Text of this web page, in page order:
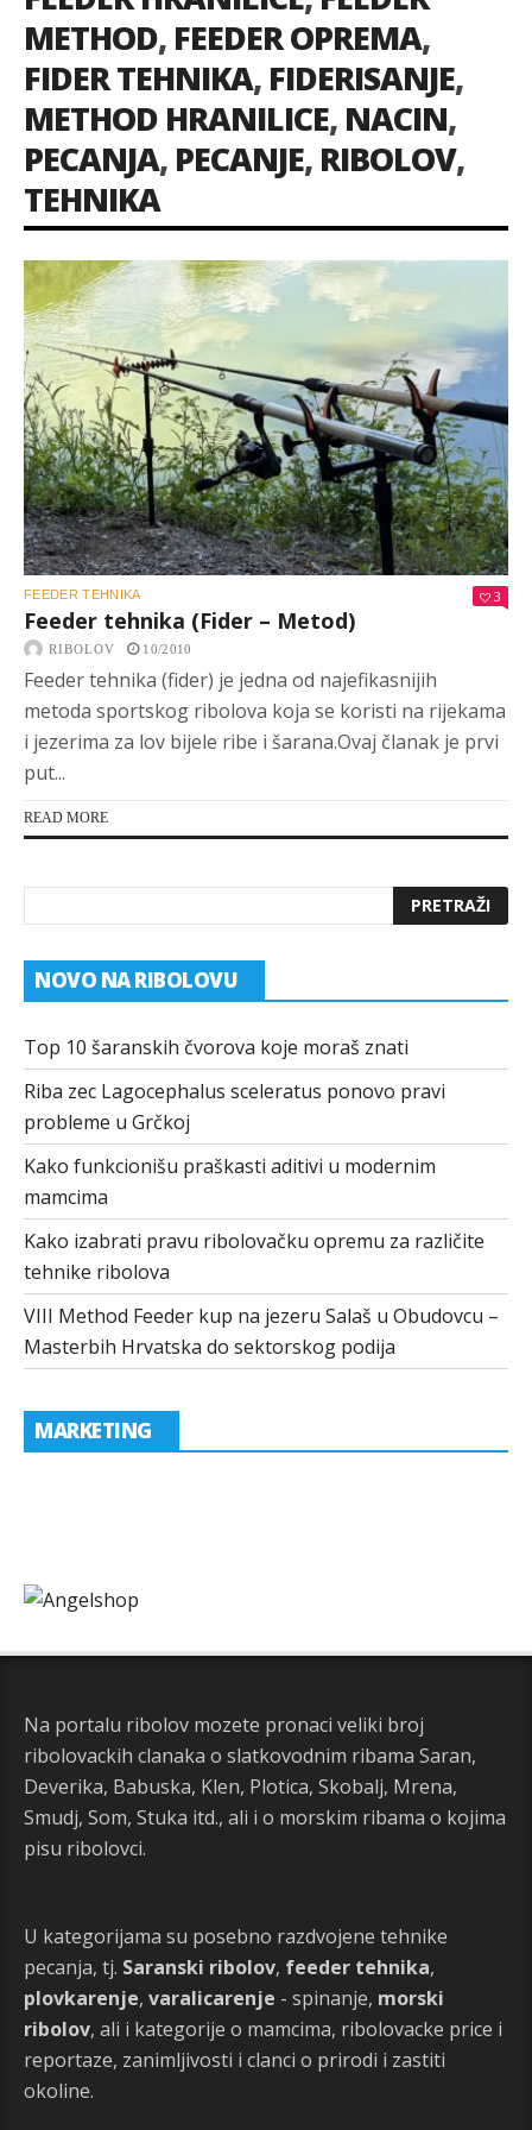
METHOD, FEEDER OPREMA,
FIDER TEHNIKA, FIDERISANJE,
METHOD HRANILICE, NACIN,
PECANJA, PECANJE, RIBOLOV,
TEHNIKA
FEEDER TEHNIKA 3
Feeder tehnika (Fider – Metod)
RIBOLOV 10/2010
Feeder tehnika (fider) je jedna od najefikasnijih
metoda sportskog ribolova koja se koristi na rijekama
i jezerima za lov bijele ribe i šarana.Ovaj članak je prvi
put...
READ MORE
NOVO NA RIBOLOVU
Top 10 šaranskih čvorova koje moraš znati
Riba zec Lagocephalus sceleratus ponovo pravi
probleme u Grčkoj
Kako funkcionišu praškasti aditivi u modernim
mamcima
Kako izabrati pravu ribolovačku opremu za različite
tehnike ribolova
VIII Method Feeder kup na jezeru Salaš u Obudovcu –
Masterbih Hrvatska do sektorskog podija
MARKETING
Na portalu ribolov mozete pronaci veliki broj
ribolovackih clanaka o slatkovodnim ribama Saran,
Deverika, Babuska, Klen, Plotica, Skobalj, Mrena,
Smudj, Som, Stuka itd., ali i o morskim ribama o kojima
pisu ribolovci.
U kategorijama su posebno razdvojene tehnike
pecanja, tj. Saranski ribolov, feeder tehnika,
plovkarenje, varalicarenje - spinanje, morski
ribolov, ali i kategorije o mamcima, ribolovacke price i
reportaze, zanimljivosti i clanci o prirodi i zastiti
okoline.